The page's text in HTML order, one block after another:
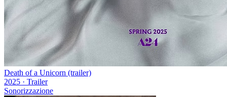
Death of a Unicorn (trailer)
2025 · Trailer
Sonorizzazione